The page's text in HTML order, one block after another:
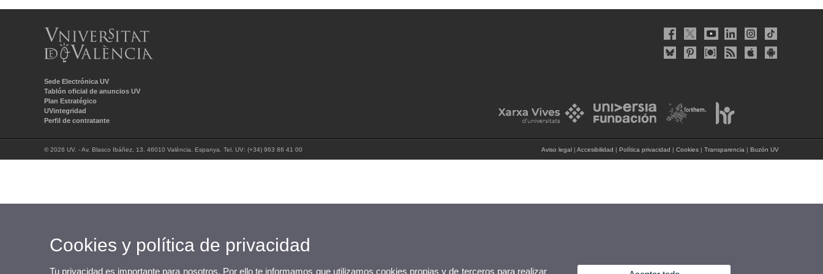
Sede Electrónica UV
Tablón oficial de anuncios UV
Plan Estratégico
UVintegridad
Perfil de contratante
© 2026 UV. - Av. Blasco Ibáñez, 13. 46010 València. Espanya. Tel. UV: (+34) 963 86 41 00 Aviso legal | Accesibilidad | Política privacidad | Cookies | Transparencia | Buzón UV
Cookies y política de privacidad
Tu privacidad es importante para nosotros. Por ello te informamos que utilizamos cookies propias y de terceros para realizar